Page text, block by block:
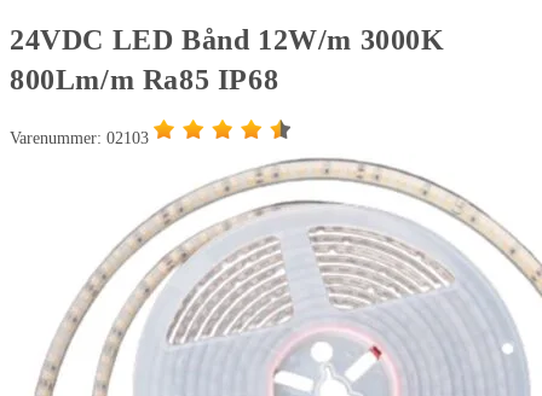
24VDC LED Bånd 12W/m 3000K
800Lm/m Ra85 IP68
Varenummer: 02103